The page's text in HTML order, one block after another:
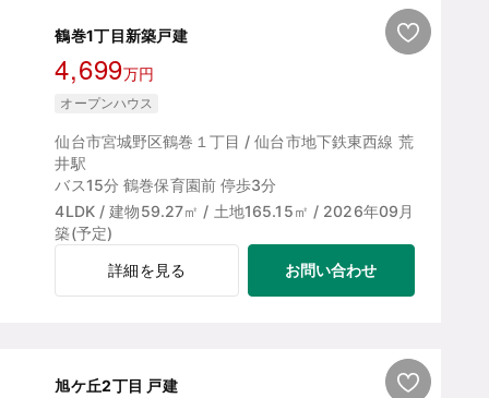
鶴巻1丁目新築戸建
4,699万円
オープンハウス
仙台市宮城野区鶴巻１丁目 / 仙台市地下鉄東西線 荒
井駅
バス15分 鶴巻保育園前 停歩3分
4LDK / 建物59.27㎡ / 土地165.15㎡ / 2026年09月
築(予定)
詳細を見る
お問い合わせ
旭ケ丘2丁目 戸建